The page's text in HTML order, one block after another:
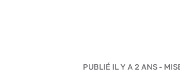
PUBLIÉ IL Y A 2 ANS -